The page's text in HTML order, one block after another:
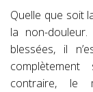
Quelle que soit
la non-
blessées, il
contraire, le